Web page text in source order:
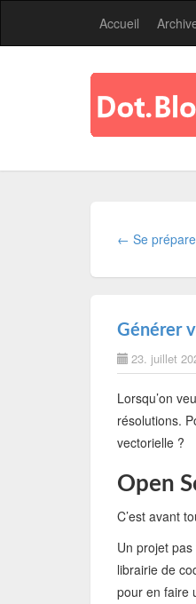
Accueil
← Se
Générer
23. juillet
Lorsqu’on
résolutions.
vectorielle ?
Open
C’est avant
Un projet
librairie de
pour en faire